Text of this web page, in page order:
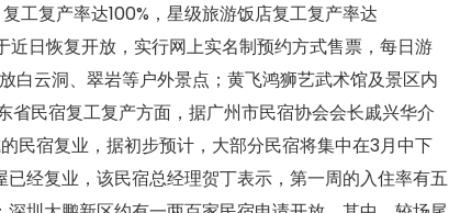
工复产率达100%，星级旅游饭店复工复产率达
近日恢复开放，实行网上实名制预约方式售票，每日游
白云洞、翠岩等户外景点；黄飞鸿狮艺武术馆及景区内
宿复工复产方面，据广州市民宿协会会长戚兴华介
民宿复业，据初步预计，大部分民宿将集中在3月中下
经复业，该民宿总经理贺丁表示，第一周的入住率有五